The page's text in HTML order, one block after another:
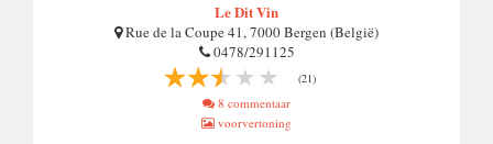
Le Dit Vin
Rue de la Coupe 41, 7000 Bergen (België)
0478/291125
(21)
8 commentaar
voorvertoning